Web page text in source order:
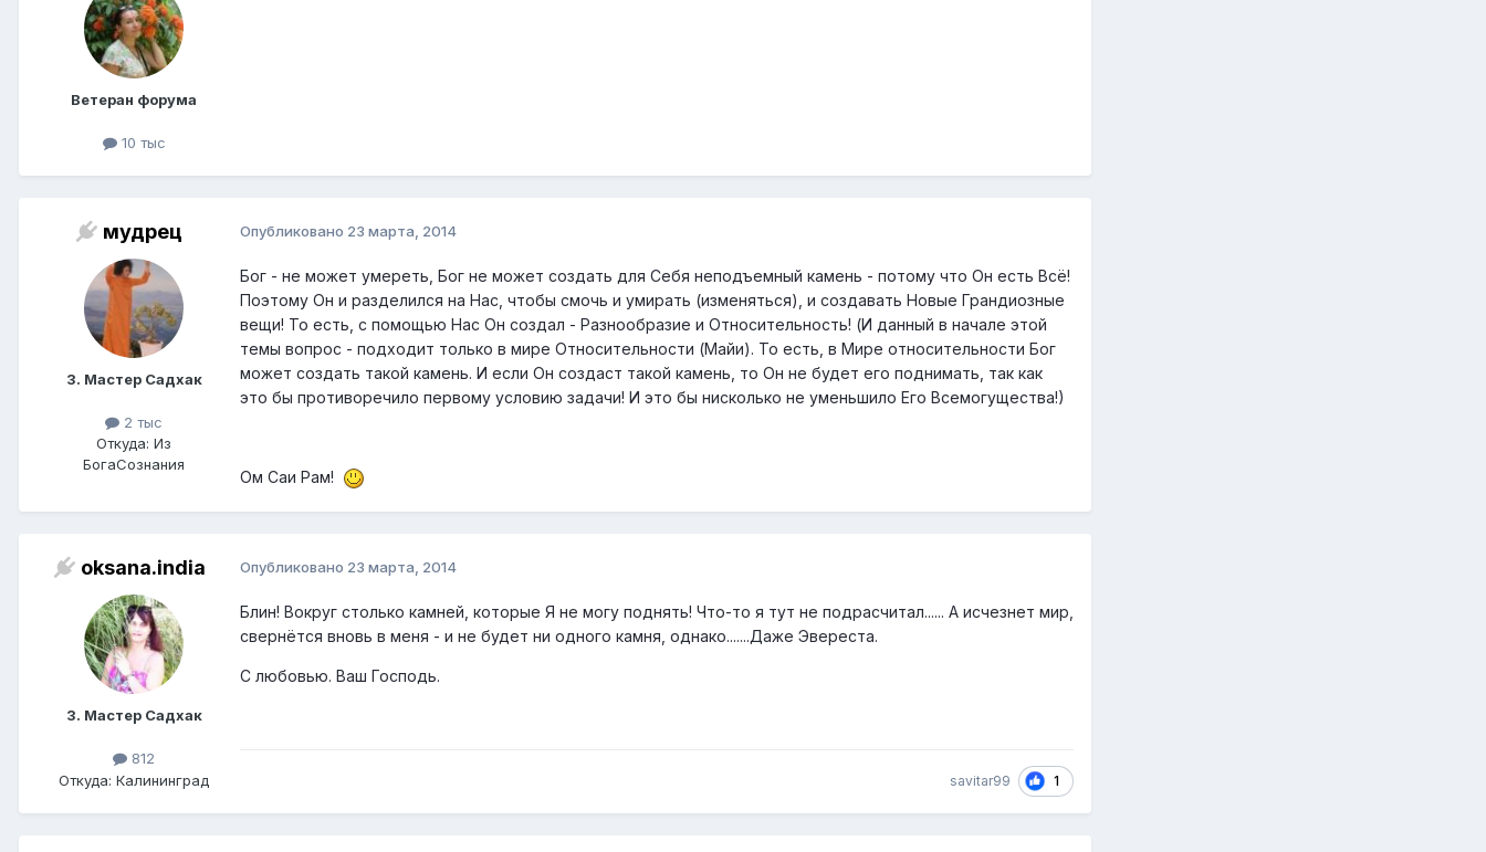
Ветеран форума
10 тыс
мудрец
3. Мастер Садхак
2 тыс
Откуда: Из
БогаСознания
Опубликовано 23 марта, 2014
Бог - не может умереть, Бог не может создать для Себя неподъемный камень - потому что Он есть Всё!
Поэтому Он и разделился на Нас, чтобы смочь и умирать (изменяться), и создавать Новые Грандиозные
вещи! То есть, с помощью Нас Он создал - Разнообразие и Относительность! (И данный в начале этой
темы вопрос - подходит только в мире Относительности (Майи). То есть, в Мире относительности Бог
может создать такой камень. И если Он создаст такой камень, то Он не будет его поднимать, так как
это бы противоречило первому условию задачи! И это бы нисколько не уменьшило Его Всемогущества!)
Ом Саи Рам!
oksana.india
3. Мастер Садхак
812
Откуда: Калининград
Опубликовано 23 марта, 2014
Блин! Вокруг столько камней, которые Я не могу поднять! Что-то я тут не подрасчитал...... А исчезнет мир,
свернётся вновь в меня - и не будет ни одного камня, однако.......Даже Эвереста.
С любовью. Ваш Господь.
savitar99 1